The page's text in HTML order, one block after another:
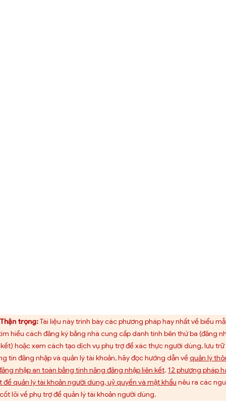
Thận trọng:Tài liệu này trình bày các phương pháp hay nhất về biểu
hiểu cách đăng ký bằng nhà cung cấp danh tính bên thứ ba (đăng
hoặc xem cách tạo dịch vụ phụ trợ để xác thực người dùng, lưu trữ
tin đăng nhập và quản lý tài khoản, hãy đọc hướng dẫn vềquản lý
nhập an toàn bằng tính năng đăng nhập liên kết. 12 phương pháp
để quản lý tài khoản người dùng, uỷ quyền và mật khẩu nêu ra các
lõi về phụ trợ để quản lý tài khoản người dùng.